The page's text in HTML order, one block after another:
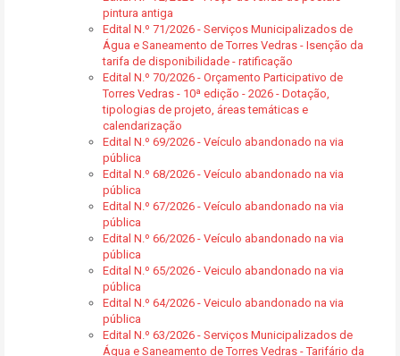
pintura antiga
Edital N.º 71/2026 - Serviços Municipalizados de
Água e Saneamento de Torres Vedras - Isenção da
tarifa de disponibilidade - ratificação
Edital N.º 70/2026 - Orçamento Participativo de
Torres Vedras - 10ª edição - 2026 - Dotação,
tipologias de projeto, áreas temáticas e
calendarização
Edital N.º 69/2026 - Veículo abandonado na via
pública
Edital N.º 68/2026 - Veículo abandonado na via
pública
Edital N.º 67/2026 - Veículo abandonado na via
pública
Edital N.º 66/2026 - Veículo abandonado na via
pública
Edital N.º 65/2026 - Veiculo abandonado na via
pública
Edital N.º 64/2026 - Veiculo abandonado na via
pública
Edital N.º 63/2026 - Serviços Municipalizados de
Água e Saneamento de Torres Vedras - Tarifário da